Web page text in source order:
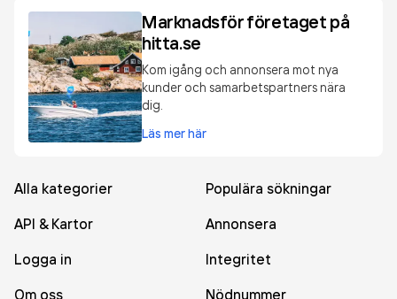
Marknadsför företaget på
hitta.se
Kom igång och annonsera mot nya
kunder och samarbetspartners nära
dig.
Läs mer här
Alla kategorier
Populära sökningar
API & Kartor
Annonsera
Logga in
Integritet
Om oss
Nödnummer